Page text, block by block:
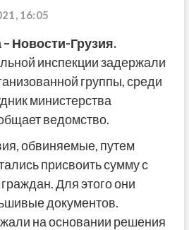
16:05
– Новости-Грузия.
инспекции задержали
группы, среди
министерства
ведомство.
обвиняемые, путем
присвоить сумму с
Для этого они
документов.
на основании решения